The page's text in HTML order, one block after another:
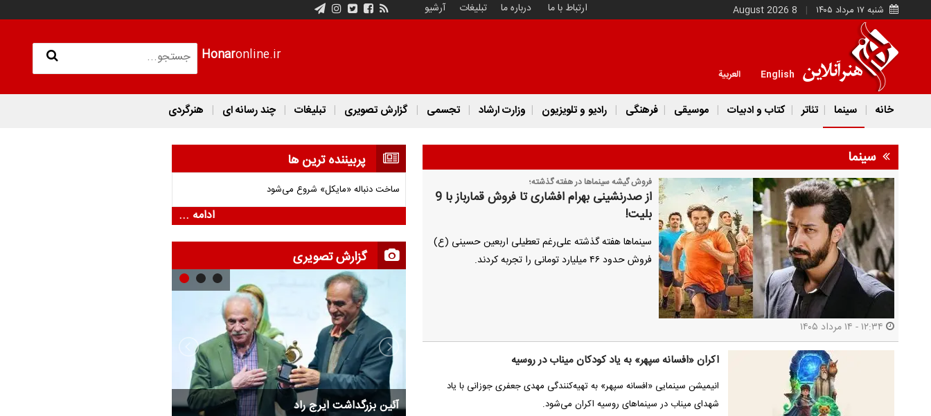
شنبه ۱۷ مرداد ۱۴۰۵ 8 August 2026 ارتباط با ما درباره ما تبلیغات آرشیو
Honaronline.ir
English العربية
خانه سینما تئاتر کتاب و ادبیات موسیقی فرهنگی رادیو و تلویزیون وزارت ارشاد تجسمی گزارش تصویری تبلیغات چند رسانه ای هنرگردی
سینما
فروش گیشه سینماها در هفته گذشته؛
از صدرنشینی بهرام افشاری تا فروش قمارباز با 9
بلیت!
سینماها هفته گذشته علی‌رغم تعطیلی اربعین حسینی (ع)
فروش حدود ۴۶ میلیارد تومانی را تجربه کردند.
اکران «افسانه سپهر» به یاد کودکان میناب در روسیه
انیمیشن سینمایی «افسانه سپهر» به تهیه‌کنندگی مهدی جعفری جوزانی با یاد
شهدای میناب در سینماهای روسیه اکران می‌شود.
پربیننده ترین ها
ساخت دنباله «مایکل» شروع می‌شود
ادامه ...
گزارش تصویری
آئین بزرگداشت ایرج راد نشست بررسی قهرمان در سینمای ایران
نشست خبری گزارش عملکرد یکساله موسسه
سینماشهر
آئین بزرگداشت ایرج راد